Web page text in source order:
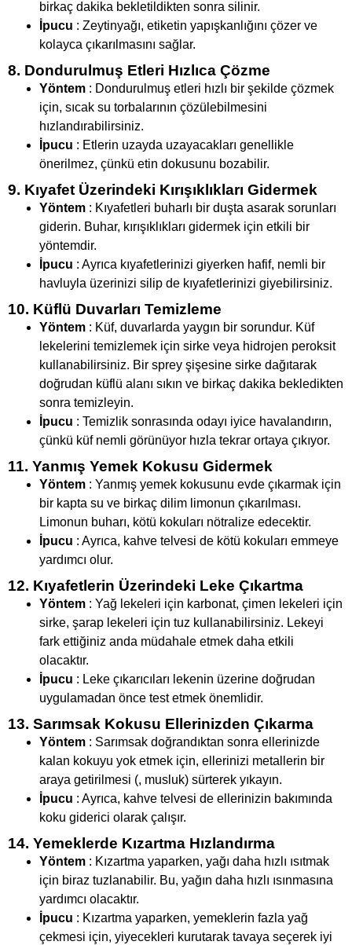
birkaç dakika bekletildikten sonra silinir.
İpucu : Zeytinyağı, etiketin yapışkanlığını çözer ve
kolayca çıkarılmasını sağlar.
8. Dondurulmuş Etleri Hızlıca Çözme
Yöntem : Dondurulmuş etleri hızlı bir şekilde çözmek
için, sıcak su torbalarının çözülebilmesini
hızlandırabilirsiniz.
İpucu : Etlerin uzayda uzayacakları genellikle
önerilmez, çünkü etin dokusunu bozabilir.
9. Kıyafet Üzerindeki Kırışıklıkları Gidermek
Yöntem : Kıyafetleri buharlı bir duşta asarak sorunları
giderin. Buhar, kırışıklıkları gidermek için etkili bir
yöntemdir.
İpucu : Ayrıca kıyafetlerinizi giyerken hafif, nemli bir
havluyla üzerinizi silip de kıyafetlerinizi giyebilirsiniz.
10. Küflü Duvarları Temizleme
Yöntem : Küf, duvarlarda yaygın bir sorundur. Küf
lekelerini temizlemek için sirke veya hidrojen peroksit
kullanabilirsiniz. Bir sprey şişesine sirke dağıtarak
doğrudan küflü alanı sıkın ve birkaç dakika bekledikten
sonra temizleyin.
İpucu : Temizlik sonrasında odayı iyice havalandırın,
çünkü küf nemli görünüyor hızla tekrar ortaya çıkıyor.
11. Yanmış Yemek Kokusu Gidermek
Yöntem : Yanmış yemek kokusunu evde çıkarmak için
bir kapta su ve birkaç dilim limonun çıkarılması.
Limonun buharı, kötü kokuları nötralize edecektir.
İpucu : Ayrıca, kahve telvesi de kötü kokuları emmeye
yardımcı olur.
12. Kıyafetlerin Üzerindeki Leke Çıkartma
Yöntem : Yağ lekeleri için karbonat, çimen lekeleri için
sirke, şarap lekeleri için tuz kullanabilirsiniz. Lekeyi
fark ettiğiniz anda müdahale etmek daha etkili
olacaktır.
İpucu : Leke çıkarıcıları lekenin üzerine doğrudan
uygulamadan önce test etmek önemlidir.
13. Sarımsak Kokusu Ellerinizden Çıkarma
Yöntem : Sarımsak doğrandıktan sonra ellerinizde
kalan kokuyu yok etmek için, ellerinizi metallerin bir
araya getirilmesi (, musluk) sürterek yıkayın.
İpucu : Ayrıca, kahve telvesi de ellerinizin bakımında
koku giderici olarak çalışır.
14. Yemeklerde Kızartma Hızlandırma
Yöntem : Kızartma yaparken, yağı daha hızlı ısıtmak
için biraz tuzlanabilir. Bu, yağın daha hızlı ısınmasına
yardımcı olacaktır.
İpucu : Kızartma yaparken, yemeklerin fazla yağ
çekmesi için, yiyecekleri kurutarak tavaya seçerek iyi